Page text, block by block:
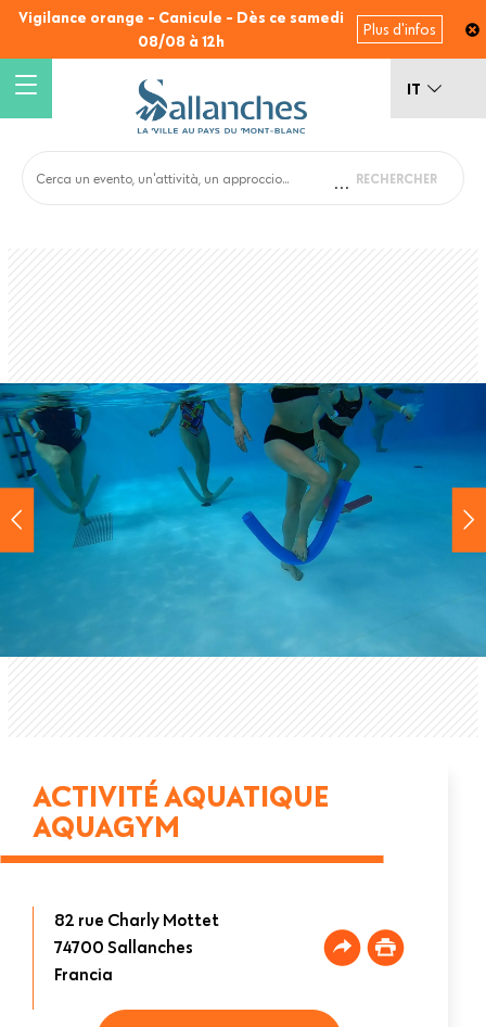
Salta
contenuto
principale
Vigilance orange - Canicule - Dès ce samedi
08/08 à 12h
Plus d'infos
IT
ACTIVITÉ AQUATIQUE
AQUAGYM
82 rue Charly Mottet
74700 Sallanches
Francia